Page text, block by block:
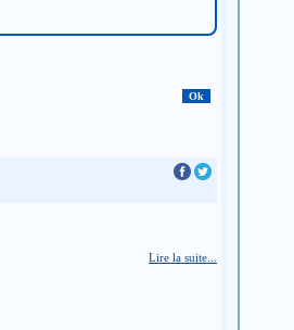
Lire la suite...